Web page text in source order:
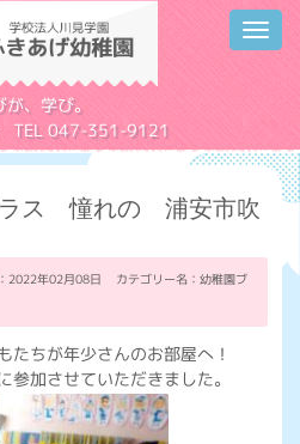
が、学び。
TEL 047-351-9121
ラス 憧れの 浦安市吹
2022年02月08日 カテゴリー名： 幼稚園ブ
たちが年少さんのお部屋へ！
参加させていただきました。